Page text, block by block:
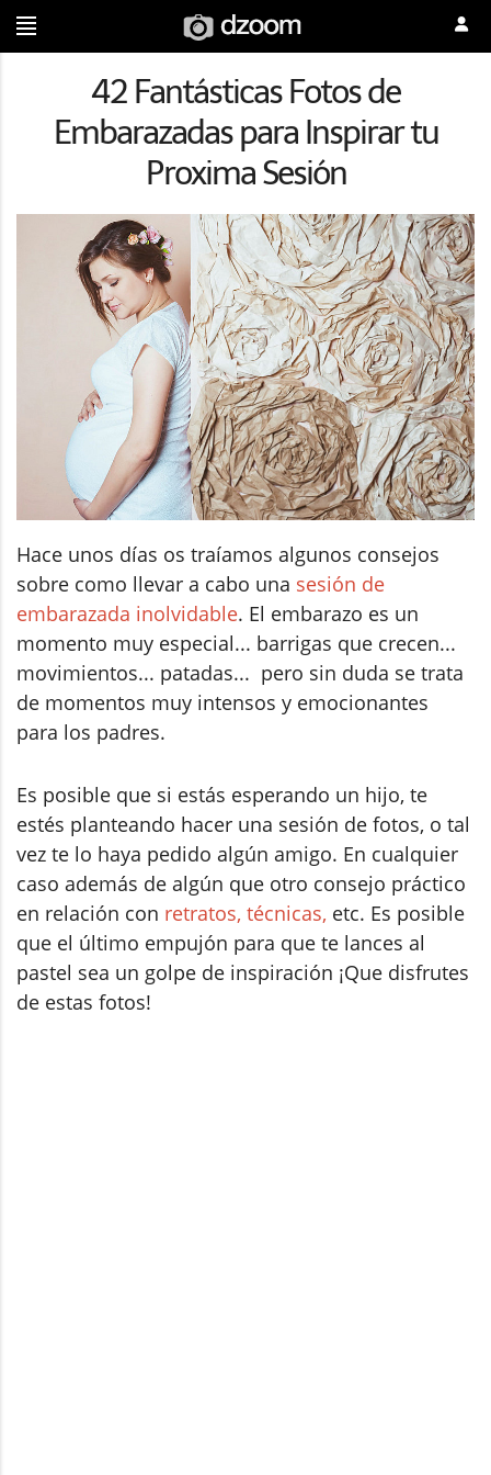
42 Fantásticas Fotos de
Embarazadas para Inspirar tu
Proxima Sesión
Hace unos días os traíamos algunos consejos
sobre como llevar a cabo una sesión de
embarazada inolvidable. El embarazo es un
momento muy especial... barrigas que crecen...
movimientos... patadas... pero sin duda se trata
de momentos muy intensos y emocionantes
para los padres.
Es posible que si estás esperando un hijo, te
estés planteando hacer una sesión de fotos, o tal
vez te lo haya pedido algún amigo. En cualquier
caso además de algún que otro consejo práctico
en relación con retratos, técnicas, etc. Es posible
que el último empujón para que te lances al
pastel sea un golpe de inspiración ¡Que disfrutes
de estas fotos!